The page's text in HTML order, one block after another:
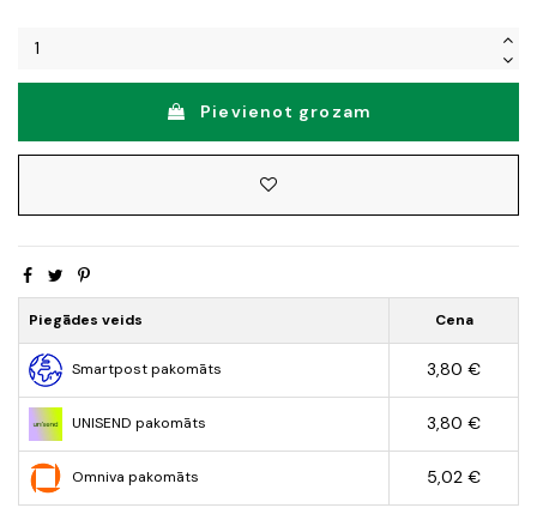
Pievienot grozam
Piegādes veids Cena
Smartpost pakomāts 3,80 €
UNISEND pakomāts 3,80 €
Omniva pakomāts 5,02 €